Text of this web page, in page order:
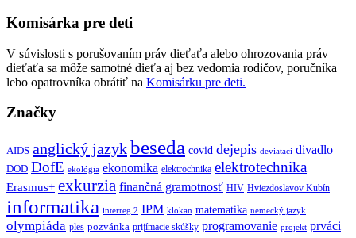
Komisárka pre deti
V súvislosti s porušovaním práv dieťaťa alebo ohrozovania práv
dieťaťa sa môže samotné dieťa aj bez vedomia rodičov, poručníka
lebo opatrovníka obrátiť na Komisárku pre deti.
Značky
AIDS anglický jazykbeseda covid dejepis deviataci divadlo
DOD DofE ekológia ekonomika elektrochnika elektrotechnika
Erasmus+ exkurzia finančná gramotnosť HIV Hviezdoslavov Kubín
informatika interreg 2 IPM klokan matematika nemecký jazyk
olympiáda ples pozvánka prijímacie skúšky programovanie projekt prváci